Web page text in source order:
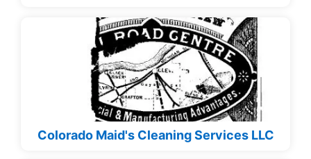
Colorado Maid's Cleaning Services LLC